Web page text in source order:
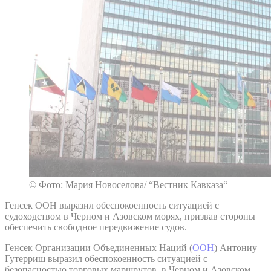
© Фото: Мария Новоселова/ “Вестник Кавказа“
Генсек ООН выразил обеспокоенность ситуацией с
судоходством в Черном и Азовском морях, призвав стороны
обеспечить свободное передвижение судов.
Генсек Организации Объединенных Наций (ООН) Антониу
Гутерриш выразил обеспокоенность ситуацией с